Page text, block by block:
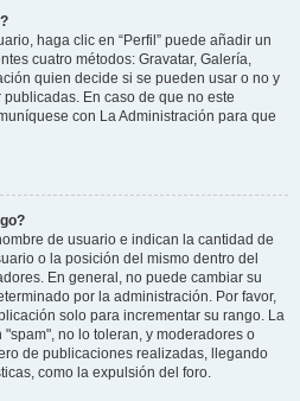
haga clic en “Perfil” puede añadir un
cuatro métodos: Gravatar, Galería,
quien decide si se pueden usar o no y
En caso de que no este
con La Administración para que
de usuario e indican la cantidad de
o la posición del mismo dentro del
En general, no puede cambiar su
por la administración. Por favor,
solo para incrementar su rango. La
no lo toleran, y moderadores o
de publicaciones realizadas, llegando
como la expulsión del foro.